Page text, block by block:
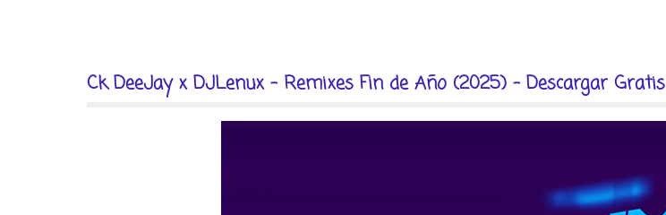
Ck DeeJay x DJLenux - Remixes Fin de Año (2025) - Descargar Gratis